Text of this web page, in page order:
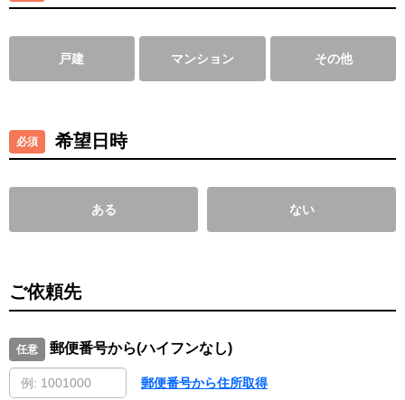
戸建 マンション その他
希望日時
ある ない
ご依頼先
郵便番号から(ハイフンなし)
郵便番号から住所取得